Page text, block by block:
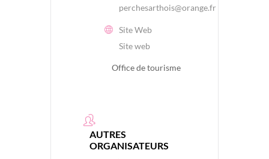
perchesarthois@orange.fr
Site Web
Site web
Office de tourisme
AUTRES
ORGANISATEURS